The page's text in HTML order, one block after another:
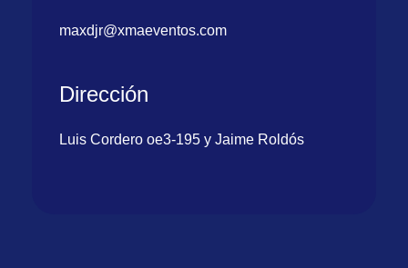
maxdjr@xmaeventos.com
Dirección
Luis Cordero oe3-195 y Jaime Roldós